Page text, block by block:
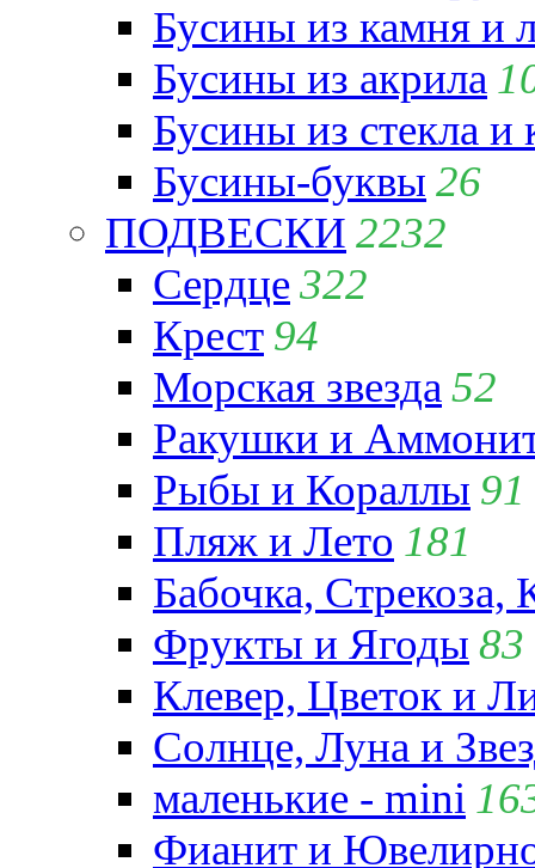
Бусины из камня и
Бусины из акрила
Бусины из стекла и
Бусины-буквы 26
ПОДВЕСКИ 2232
Сердце322
Крест 94
Морская звезда 52
Ракушки и
Рыбы и Кораллы 91
Пляж и Лето 181
Бабочка,
Фрукты и Ягоды 83
Клевер, Цветок и
Солнце, Луна и
маленькие - mini
Фианит и